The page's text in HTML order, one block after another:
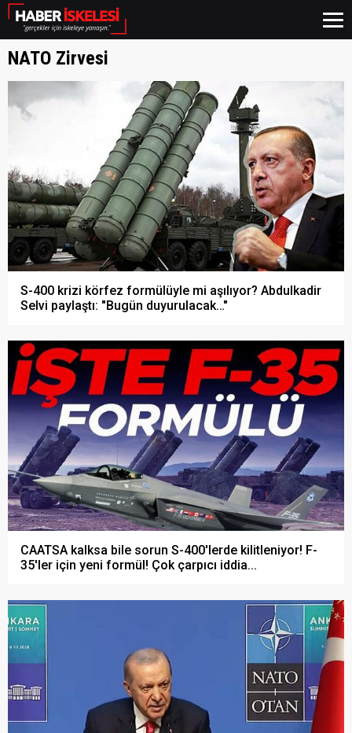
NATO Zirvesi
S-400 krizi körfez formülüyle mi aşılıyor? Abdulkadir
Selvi paylaştı: "Bugün duyurulacak…"
CAATSA kalksa bile sorun S-400'lerde kilitleniyor! F-
35'ler için yeni formül! Çok çarpıcı iddia...